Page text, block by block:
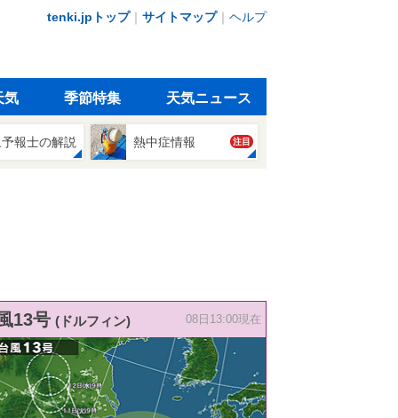
tenki.jpトップ｜ サイトマップ｜ ヘルプ
気 季節特集 天気ニュース
報士の解説 熱中症情報 注目
13号 (ドルフィン) 08日13:00現在